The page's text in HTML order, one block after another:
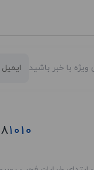
با خبر باشید
۱۰۱۰